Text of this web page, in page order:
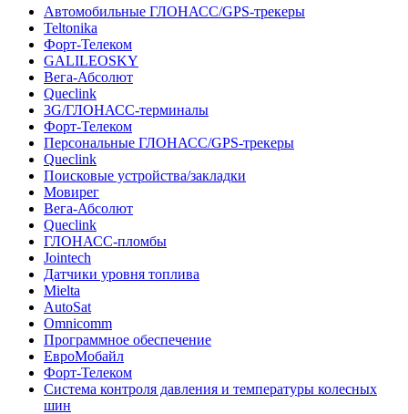
Автомобильные ГЛОНАСС/GPS-трекеры
Teltonika
Форт-Телеком
GALILEOSKY
Вега-Абсолют
Queclink
3G/ГЛОНАСС-терминалы
Форт-Телеком
Персональные ГЛОНАСС/GPS-трекеры
Queclink
Поисковые устройства/закладки
Мовирег
Вега-Абсолют
Queclink
ГЛОНАСС-пломбы
Jointech
Датчики уровня топлива
Mielta
AutoSat
Omnicomm
Программное обеспечение
ЕвроМобайл
Форт-Телеком
Система контроля давления и температуры колесных
шин